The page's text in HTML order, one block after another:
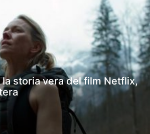
storia vera del film Netflix,